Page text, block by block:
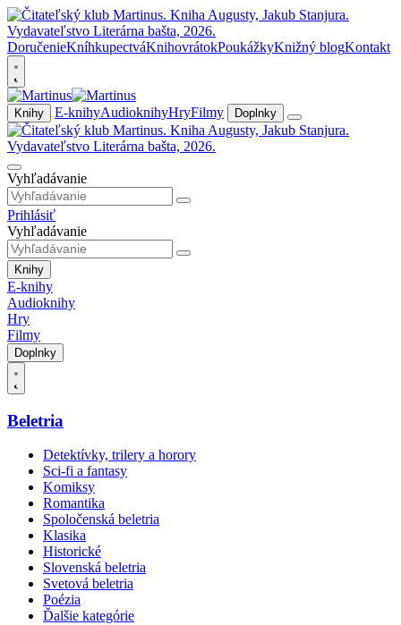
DoručenieKníhkupectváKnihovrátokPoukážkyKnižný blogKontakt
Knihy E-knihyAudioknihyHryFilmy Doplnky
Vyhľadávanie
Prihlásiť
Vyhľadávanie
Knihy
E-knihy
Audioknihy
Hry
Filmy
Doplnky
Beletria
Detektívky, trilery a horory
Sci-fi a fantasy
Komiksy
Romantika
Spoločenská beletria
Klasika
Historické
Slovenská beletria
Svetová beletria
Poézia
Ďalšie kategórie